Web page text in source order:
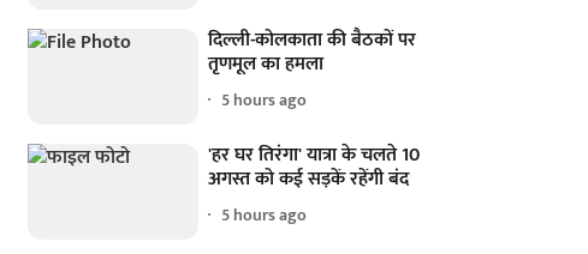
दिल्ली-कोलकाता की बैठकों पर
तृणमूल का हमला
5 hours ago
'हर घर तिरंगा' यात्रा के चलते 10
अगस्त को कई सड़कें रहेंगी बंद
5 hours ago